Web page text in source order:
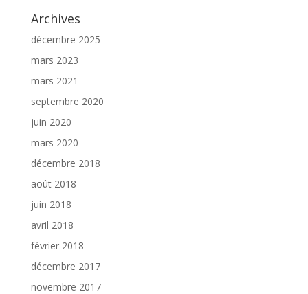
Archives
décembre 2025
mars 2023
mars 2021
septembre 2020
juin 2020
mars 2020
décembre 2018
août 2018
juin 2018
avril 2018
février 2018
décembre 2017
novembre 2017